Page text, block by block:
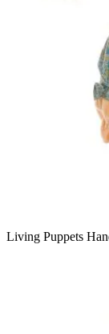
Living Puppets
Brille, zerzausten
Living Puppets